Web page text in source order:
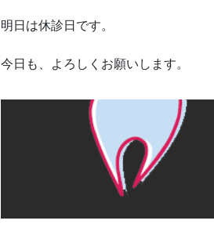
明日は休診日です。
今日も、よろしくお願いします。